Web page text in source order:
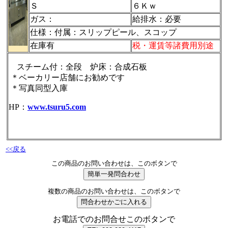
Ｓ
６Ｋｗ
ガス：
給排水：必要
仕様：付属：スリップピール、スコップ
在庫有
税・運賃等諸費用別途
スチーム付：全段 炉床：合成石板
＊ベーカリー店舗にお勧めです
＊写真同型入庫
HP： www.tsuru5.com
<<戻る
この商品のお問い合わせは、このボタンで
複数の商品のお問い合わせは、このボタンで
お電話でのお問合せこのボタンで